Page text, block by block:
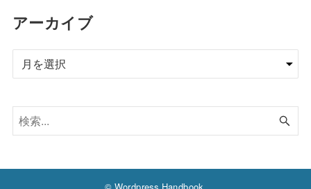
アーカイブ
ー
イ
ブ